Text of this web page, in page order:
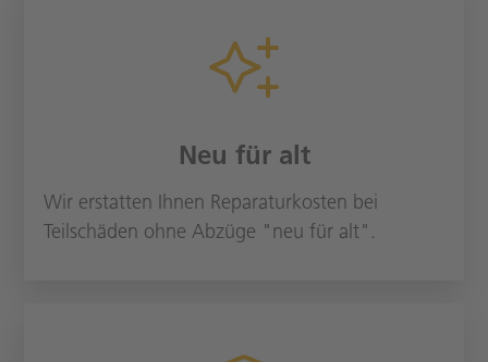
Neu für alt
Wir erstatten Ihnen Reparaturkosten bei
Teilschäden ohne Abzüge "neu für alt".